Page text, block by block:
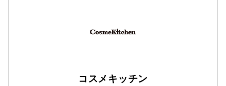
コスメキッチン